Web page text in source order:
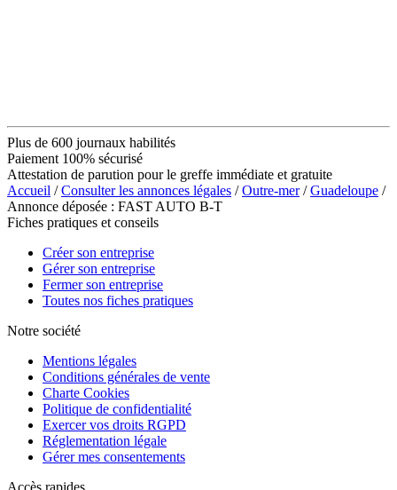
Plus de 600 journaux habilités
Paiement 100% sécurisé
Attestation de parution pour le greffe immédiate et gratuite
Accueil /Consulter les annonces légales /Outre-mer/Guadeloupe /
Annonce déposée : FAST AUTO B-T
Fiches pratiques et conseils
Créer son entreprise
Gérer son entreprise
Fermer son entreprise
Toutes nos fiches pratiques
Notre société
Mentions légales
Conditions générales de vente
Charte Cookies
Politique de confidentialité
Exercer vos droits RGPD
Réglementation légale
Gérer mes consentements
Accès rapides